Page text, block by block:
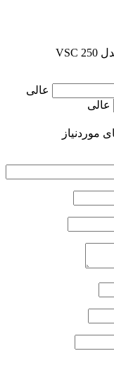
عالی
عالی
موردنیاز